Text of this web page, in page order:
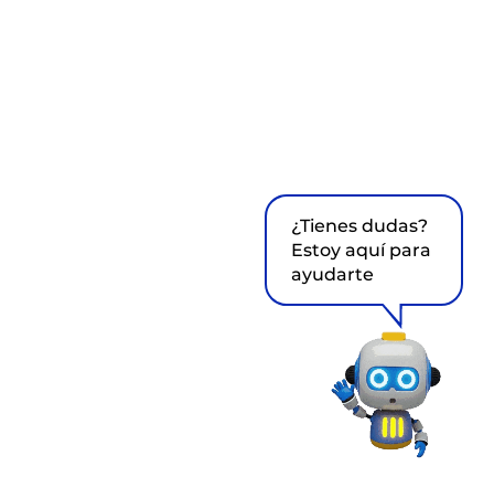
¿Tienes dudas?
Estoy aquí para
ayudarte